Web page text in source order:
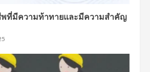
พที่มีความท้าทายและมีความสำคัญ